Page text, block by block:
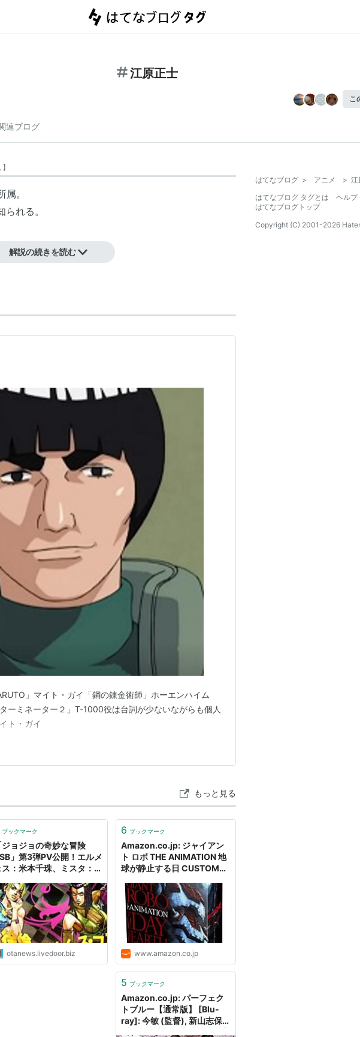
江原正士
こ
連ブログ
】
。
れる。
）
イ）
（呉学人）
・エルリック）
）
ノルド・リマー）
解説の続きを読む
」マイト・ガイ「鋼の錬金術師」ホーエンハイム
ーミネーター２」T-1000役は台詞が少ないながらも個人
ト・ガイ
もっと見る
ブックマーク
ジョジョの奇妙な冒険
」第3弾PV公開！エルメ
ス：米本千珠、ミスタ：赤
、ホルホース：大塚芳
花京院：遊佐浩二、ポル
フ：平田広明 : 萌えオタ
ース速報
otanews.livedoor.biz
6 ブックマーク
Amazon.co.jp: ジャイアン
ト ロボ THE ANIMATION 地
球が静止する日 CUSTOM
今川泰宏 (監督), 山口勝平
(出演), 島本須美 (出演), 飯塚
昭三 (出演), 若本規夫 (出演),
小川真司 (出演), 江原正士
(出演), 家弓家正 (出演), 青野
武 (出演), 横山光輝 (原名):
DVD
www.amazon.co.jp
5 ブックマーク
Amazon.co.jp: パーフェク
トブルー【通常版】 [Blu-
ray]: 今敏 (監督), 新山志保
はてなブログ > アニメ > 江
はてなブログ タグとは
ヘルプ
はてなブログトップ
Copyright (C) 2001-2026